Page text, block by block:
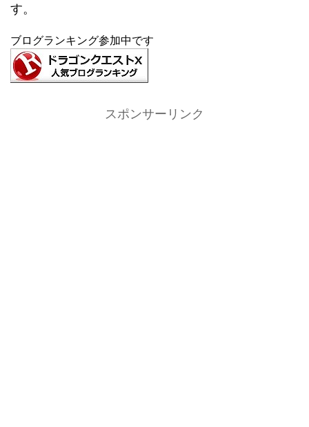
す。
ブログランキング参加中です
スポンサーリンク